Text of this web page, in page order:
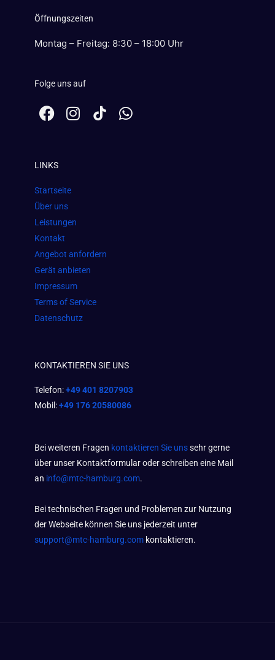
Öffnungszeiten
Montag – Freitag: 8:30 – 18:00 Uhr
Folge uns auf
F
a
b
o
o
k
I
n
m
W
h
LINKS
Startseite
Über uns
Leistungen
Kontakt
Angebot anfordern
Gerät anbieten
Impressum
Terms of Service
Datenschutz
KONTAKTIEREN SIE UNS
Telefon:+49 401 8207903
Mobil:+49 176 20580086
Bei weiteren Fragen kontaktieren Sie unssehr gerne
über unser Kontaktformular oder schreiben eine Mail
an info@mtc-hamburg.com.
Bei technischen Fragen und Problemen zur Nutzung
der Webseite können Sie uns jederzeit unter
support@mtc-hamburg.com kontaktieren.